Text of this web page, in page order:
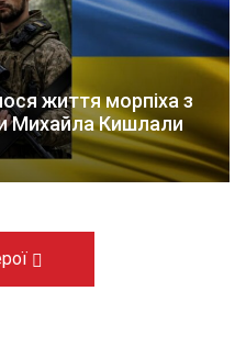
життя морпіха з
Михайла Кишлали